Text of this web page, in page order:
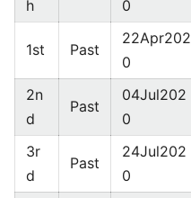
h 0
1st Past
22Apr202
0
2n
d
Past
04Jul202
0
3r
d
Past
24Jul202
0